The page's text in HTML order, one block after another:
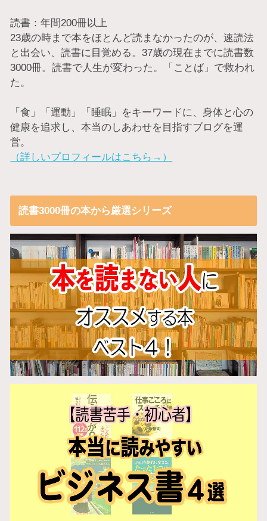
読書：年間200冊以上
23歳の時まで本をほとんど読まなかったのが、速読法
と出会い、読書に目覚める。37歳の現在までに読書数
3000冊。読書で人生が変わった。「ことば」で救われ
た。
「食」「運動」「睡眠」をキーワードに、身体と心の
健康を追求し、本当のしあわせを目指すブログを運
営。
（詳しいプロフィールはこちら→）
読書3000冊の本から厳選シリーズ